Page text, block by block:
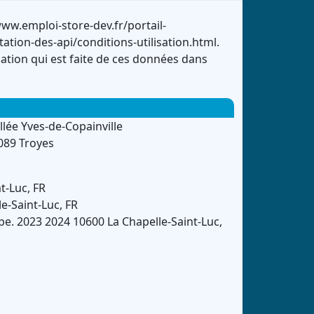
store-dev.fr/portail-
des-api/conditions-utilisation.html.
qui est faite de ces données dans
Yves-de-Copainville
Troyes
Luc, FR
Saint-Luc, FR
20232024 10600 La Chapelle-Saint-Luc,